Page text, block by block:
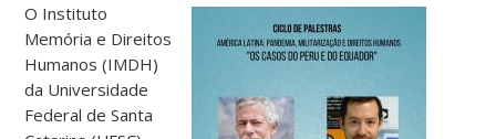
O Instituto
Memória e Direitos
Humanos (IMDH)
da Universidade
Federal de Santa